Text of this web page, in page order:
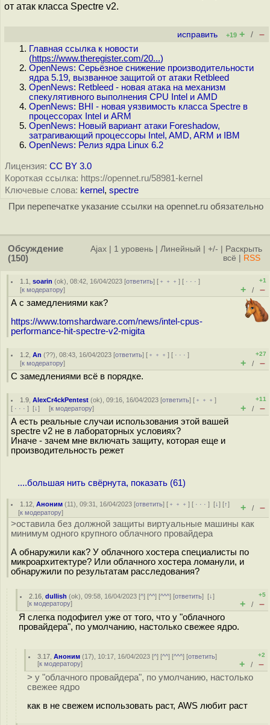
от атак класса Spectre v2.
исправить +19 + / –
Главная ссылка к новости
(https://www.theregister.com/20...)
OpenNews: Серьёзное снижение производительности
ядра 5.19, вызванное защитой от атаки Retbleed
OpenNews: Retbleed - новая атака на механизм
спекулятивного выполнения CPU Intel и AMD
OpenNews: BHI - новая уязвимость класса Spectre в
процессорах Intel и ARM
OpenNews: Новый вариант атаки Foreshadow,
затрагивающий процессоры Intel, AMD, ARM и IBM
OpenNews: Релиз ядра Linux 6.2
Лицензия: CC BY 3.0
Короткая ссылка: https://opennet.ru/58981-kernel
Ключевые слова: kernel , spectre
При перепечатке указание ссылки на opennet.ru обязательно
Обсуждение
(150)
Ajax 1 уровень Линейный +/-
Раскрыть
всё
RSS
1.1 ,soarin (ok), 08:42, 16/04/2023 [ответить] [ ﹢﹢﹢] [ · · ·]
[к модератору]
+1
+ / –
А с замедлениями как?
https://www.tomshardware.com/news/intel-cpus-
performance-hit-spectre-v2-migita
1.2 ,An (??), 08:43, 16/04/2023 [ответить] [ ﹢﹢﹢] [ · · ·]
[к модератору]
+27
+ / –
С замедлениями всё в порядке.
1.9 ,AlexCr4ckPentest (ok), 09:16, 16/04/2023 [ответить] [ ﹢﹢﹢]
[ · · · ] [↓] [к модератору]
+11
+ / –
А есть реальные случаи использования этой вашей
spectre v2 не в лабораторных условиях?
Иначе - зачем мне включать защиту, которая еще и
производительность режет
....большая нить свёрнута, показать (61)
1.12 ,Аноним (11), 09:31, 16/04/2023 [ответить] [ ﹢﹢﹢] [ · · ·][↓] [↑]
[к модератору] + / –
>оставила без должной защиты виртуальные машины как
минимум одного крупного облачного провайдера
А обнаружили как? У облачного хостера специалисты по
микроархитектуре? Или облачного хостера ломанули, и
обнаружили по результатам расследования?
2.16 ,dullish (ok), 09:58, 16/04/2023 [^] [^^] [^^^] [ответить][↓]
[к модератору]
+5
+ / –
Я слегка подофигел уже от того, что у "облачного
провайдера", по умолчанию, настолько свежее ядро.
3.17 ,Аноним (17), 10:17, 16/04/2023 [^] [^^] [^^^] [ответить]
[к модератору]
+2
+ / –
> у "облачного провайдера", по умолчанию, настолько
свежее ядро
как в не свежем использовать раст, AWS любит раст